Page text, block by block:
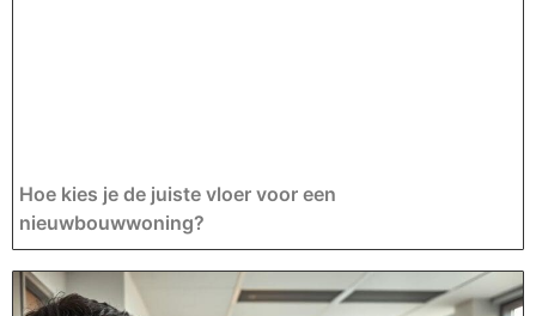
Hoe kies je de juiste vloer voor een
nieuwbouwwoning?